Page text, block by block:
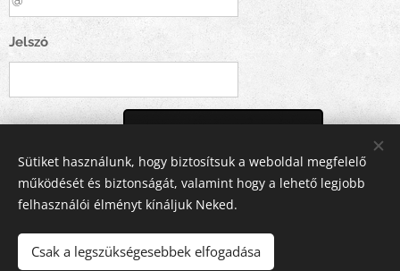
Jelszó
Elfelejtetted jelszavad?
Sütiket használunk, hogy biztosítsuk a weboldal megfelelő
működését és biztonságát, valamint hogy a lehető legjobb
felhasználói élményt kínáljuk Neked.
Csak a legszükségesebbek elfogadása